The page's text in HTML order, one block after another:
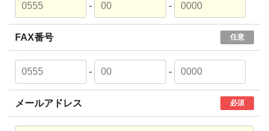
- -
FAX番号 任意
- -
メールアドレス 必須